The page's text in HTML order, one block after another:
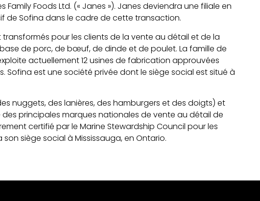
Foods Ltd. (« Janes »). Janes deviendra une filiale en
de Sofina dans le cadre de cette transaction.
pour les clients de la vente au détail et de la
de porc, de bœuf, de dinde et de poulet. La famille de
actuellement 12 usines de fabrication approuvées
Sofina est une société privée dont le siège social est situé à
nuggets, des lanières, des hamburgers et des doigts) et
principales marques nationales de vente au détail de
certifié par le Marine Stewardship Council pour les
siège social à Mississauga, en Ontario.